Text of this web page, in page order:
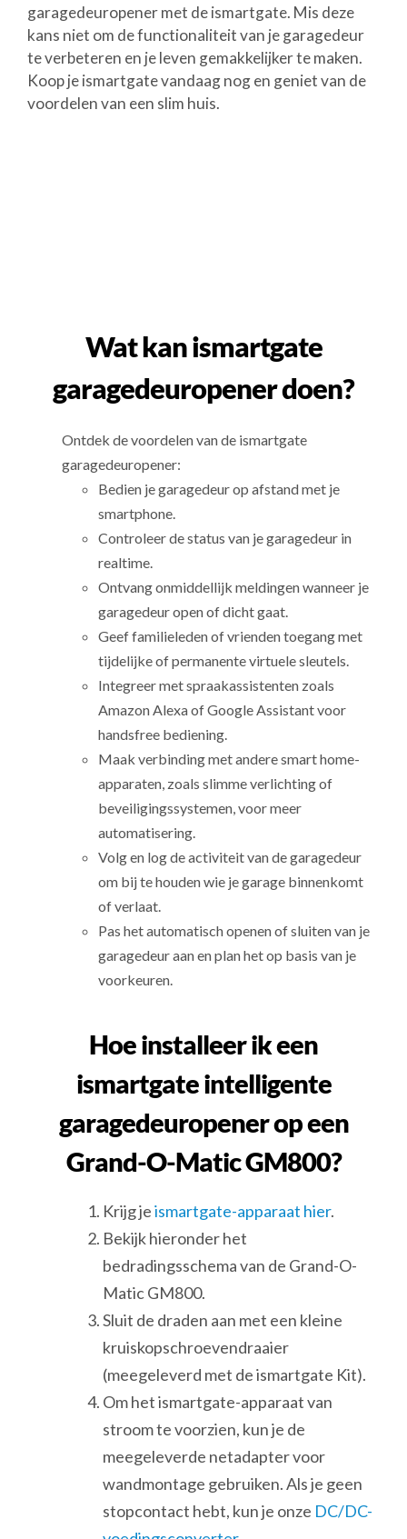
garagedeuropener met de ismartgate. Mis deze
kans niet om de functionaliteit van je garagedeur
te verbeteren en je leven gemakkelijker te maken.
Koop je ismartgate vandaag nog en geniet van de
voordelen van een slim huis.
Wat kan ismartgate
garagedeuropener doen?
Ontdek de voordelen van de ismartgate
garagedeuropener:
Bedien je garagedeur op afstand met je
smartphone.
Controleer de status van je garagedeur in
realtime.
Ontvang onmiddellijk meldingen wanneer je
garagedeur open of dicht gaat.
Geef familieleden of vrienden toegang met
tijdelijke of permanente virtuele sleutels.
Integreer met spraakassistenten zoals
Amazon Alexa of Google Assistant voor
handsfree bediening.
Maak verbinding met andere smart home-
apparaten, zoals slimme verlichting of
beveiligingssystemen, voor meer
automatisering.
Volg en log de activiteit van de garagedeur
om bij te houden wie je garage binnenkomt
of verlaat.
Pas het automatisch openen of sluiten van je
garagedeur aan en plan het op basis van je
voorkeuren.
Hoe installeer ik een
ismartgate intelligente
garagedeuropener op een
Grand-O-Matic GM800?
Krijg jeismartgate-apparaat hier.
Bekijk hieronder het
bedradingsschema van de Grand-O-
Matic GM800.
Sluit de draden aan met een kleine
kruiskopschroevendraaier
(meegeleverd met de ismartgate Kit).
Om het ismartgate-apparaat van
stroom te voorzien, kun je de
meegeleverde netadapter voor
wandmontage gebruiken. Als je geen
stopcontact hebt, kun je onze DC/DC-